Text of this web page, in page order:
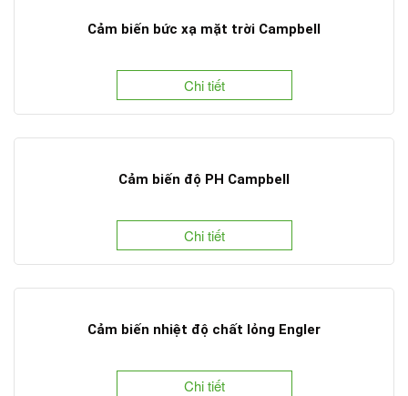
Cảm biến bức xạ mặt trời Campbell
Chi tiết
Cảm biến độ PH Campbell
Chi tiết
Cảm biến nhiệt độ chất lỏng Engler
Chi tiết